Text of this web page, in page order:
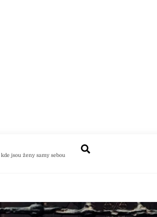
kde jsou ženy samy sebou